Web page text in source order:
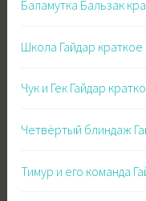
Баламутка Бальзак
Школа Гайдар
Чук и Гек Гайдар
Четвёртый блиндаж
Тимур и его команда